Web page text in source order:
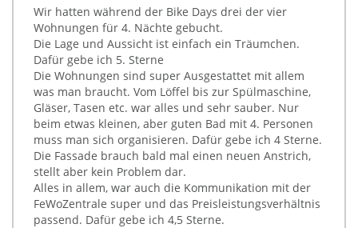
Wir hatten während der Bike Days drei der vier
Wohnungen für 4. Nächte gebucht.
Die Lage und Aussicht ist einfach ein Träumchen.
Dafür gebe ich 5. Sterne
Die Wohnungen sind super Ausgestattet mit allem
was man braucht. Vom Löffel bis zur Spülmaschine,
Gläser, Tasen etc. war alles und sehr sauber. Nur
beim etwas kleinen, aber guten Bad mit 4. Personen
muss man sich organisieren. Dafür gebe ich 4 Sterne.
Die Fassade brauch bald mal einen neuen Anstrich,
stellt aber kein Problem dar.
Alles in allem, war auch die Kommunikation mit der
FeWoZentrale super und das Preisleistungsverhältnis
passend. Dafür gebe ich 4,5 Sterne.